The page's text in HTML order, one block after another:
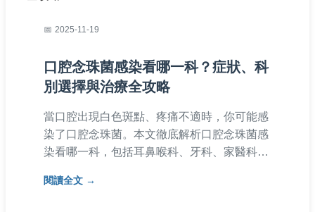
2025-11-19
口腔念珠菌感染看哪一科？症狀、科
別選擇與治療全攻略
當口腔出現白色斑點、疼痛不適時，你可能感
染了口腔念珠菌。本文徹底解析口腔念珠菌感
染看哪一科，包括耳鼻喉科、牙科、家醫科等
及預防技巧，幫助你快速就醫，恢復健康。內
閱讀全文